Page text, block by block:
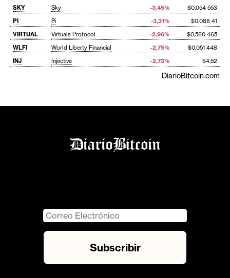
SKY
Sky -3,45%
$0,054 553
PI
Pi -3,31%
$0,088 41
VIRTUAL
Virtuals Protocol -2,96%
$0,560 465
WLFI
World Liberty Financial -2,75%
$0,051 448
INJ
Injective -2,73% $4,52
DiarioBitcoin.com